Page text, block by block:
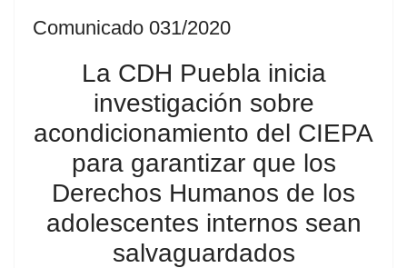
Comunicado 031/2020
La CDH Puebla inicia
investigación sobre
acondicionamiento del CIEPA
para garantizar que los
Derechos Humanos de los
adolescentes internos sean
salvaguardados